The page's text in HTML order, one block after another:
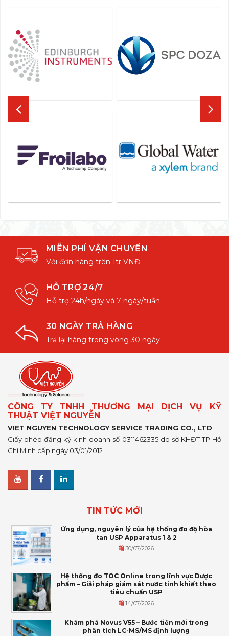
MIỄN PHÍ VẬN CHUYỂN
Với đơn hàng trên 1tr VNĐ
HỖ TRỢ 24/7
Hỗ trợ 24h/ngày và 7 ngày/tuần
30 NGÀY TRẢ HÀNG
Trả lại hàng trong vòng 30 ngày
CÔNG TY TNHH THƯƠNG MẠI DỊCH VỤ KỸ
THUẬT VIỆT NGUYỄN
VIET NGUYEN TECHNOLOGY SERVICE TRADING CO., LTD
Giấy phép đăng ký kinh doanh số 0311462335 do sở KHĐT TP Hồ
Chí Minh cấp ngày 03/01/2012
TIN TỨC MỚI
Ứng dụng, nguyên lý của hệ thống đo độ hòa
tan USP Apparatus 1 & 2
30/07/2026
Hệ thống đo TOC Online trong lĩnh vực Dược
phẩm – Giải pháp giám sát nước tinh khiết theo
tiêu chuẩn USP
14/07/2026
Khám phá Novus V55 – Bước tiến mới trong
phân tích LC-MS/MS định lượng